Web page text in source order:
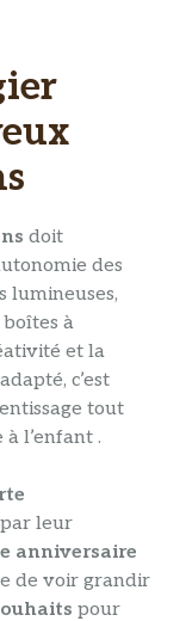
doit
des
lumineuses,
à
et la
adapté, c’est
tout
l’enfant .
leur
anniversaire
de voir grandir
pour